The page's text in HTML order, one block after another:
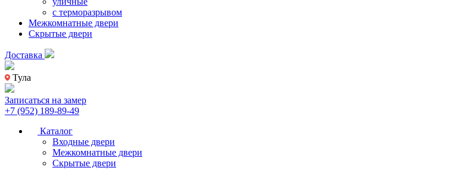
с терморазрывом
Межкомнатные двери
Скрытые двери
Доставка
Тула
Записаться на замер
+7 (952) 189-89-49
Каталог
Входные двери
Межкомнатные двери
Скрытые двери